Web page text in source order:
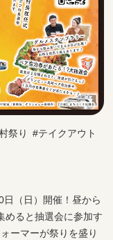
祭り
テイクアウト
日（日）開催！昼から
めると抽選会に参加す
ーマーが祭りを盛り